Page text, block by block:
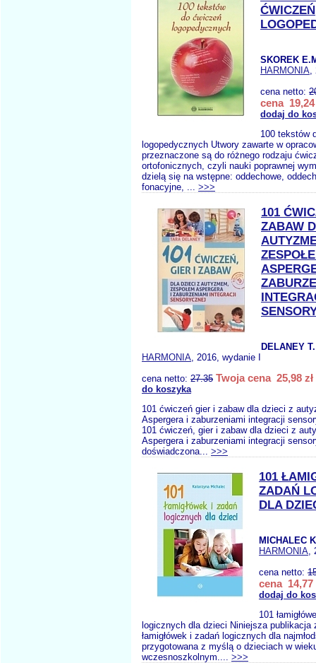
ĆWICZEŃ
SKOREK
HARMONIA,
cena netto:
cena 19,24
dodaj do
100 tekstów
logopedycznych Utwory zawarte w
przeznaczone są do różnego rodzaju
ortofonicznych, czyli nauki poprawnej
dzielą się na wstępne: oddechowe,
fonacyjne, ... >>>
101
ZABAW
DELANEY T.
HARMONIA, 2016, wydanie I
cena netto: 27.35 Twoja cena 25,98 zł
do koszyka
101 ćwiczeń gier i zabaw dla dzieci z
Aspergera i zaburzeniami integracji
101 ćwiczeń, gier i zabaw dla dzieci z
Aspergera i zaburzeniami integracji
doświadczona... >>>
101
ZADAŃ
DLA
MICHALEC
HARMONIA,
cena netto:
cena 14,77
dodaj do
101
logicznych dla dzieci Niniejsza publikacja
łamigłówek i zadań logicznych dla
przygotowana z myślą o dzieciach w
wczesnoszkolnym.... >>>